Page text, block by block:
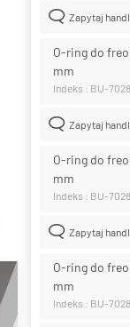
Zapytaj
O-ring do
mm
Indeks : BU-
Zapytaj
O-ring do
mm
Indeks : BU-
Zapytaj
O-ring do
mm
Indeks : BU-